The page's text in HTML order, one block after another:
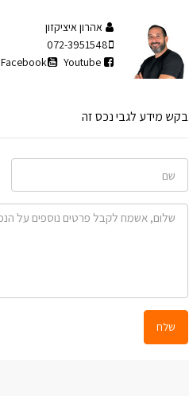
אהרון איציקזון
072-3951548
Facebook
Youtube
בקש מידע לגבי נכס זה
שלח